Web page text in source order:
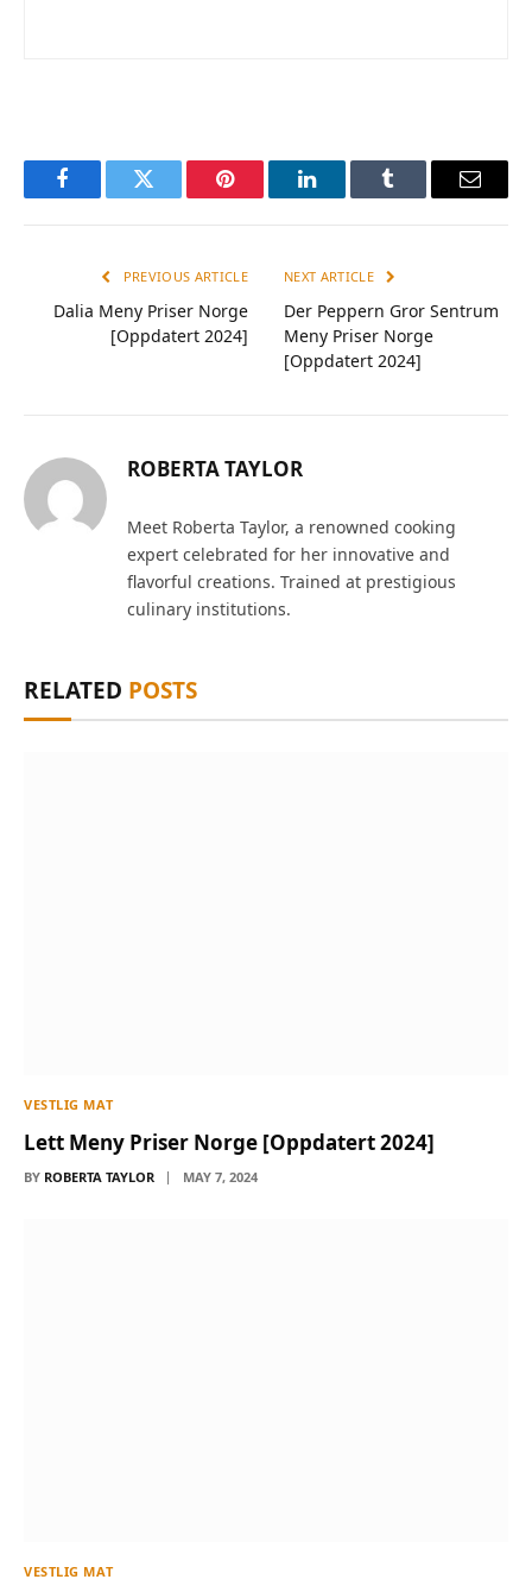
FacebookTwitter Pinterest LinkedInTumblr Email
PREVIOUS ARTICLE
Dalia Meny Priser Norge
[Oppdatert 2024]
NEXT ARTICLE
Der Peppern Gror Sentrum
Meny Priser Norge
[Oppdatert 2024]
ROBERTA TAYLOR
Meet Roberta Taylor, a renowned cooking
expert celebrated for her innovative and
flavorful creations. Trained at prestigious
culinary institutions.
RELATED POSTS
VESTLIG MAT
Lett Meny Priser Norge [Oppdatert 2024]
BY ROBERTA TAYLOR MAY 7, 2024
VESTLIG MAT